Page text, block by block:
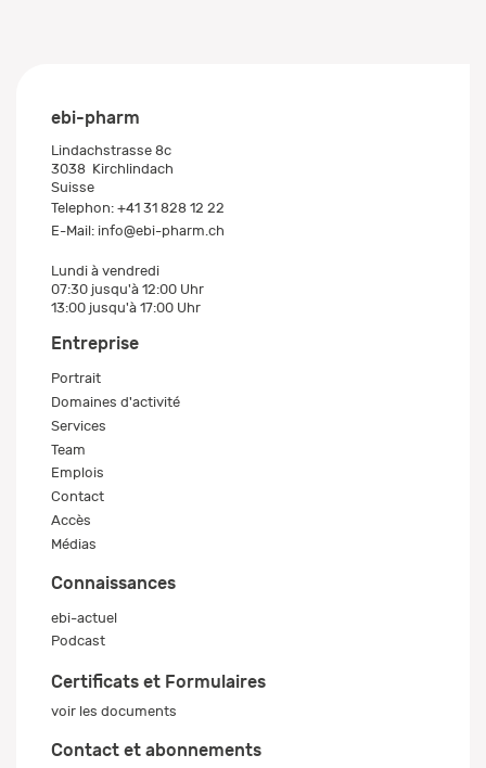
ebi-pharm
Lindachstrasse 8c
3038 Kirchlindach
Suisse
Telephon: +41 31 828 12 22
E-Mail: info@ebi-pharm.ch
Lundi à vendredi
07:30 jusqu'à 12:00 Uhr
13:00 jusqu'à 17:00 Uhr
Entreprise
Portrait
Domaines d'activité
Services
Team
Emplois
Contact
Accès
Médias
Connaissances
ebi-actuel
Podcast
Certificats et Formulaires
voir les documents
Contact et abonnements